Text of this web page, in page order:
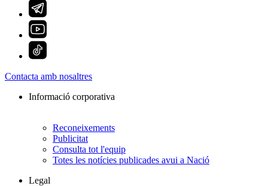
Contacta amb nosaltres
Informació corporativa
Reconeixements
Publicitat
Consulta tot l'equip
Totes les notícies publicades avui a Nació
Legal